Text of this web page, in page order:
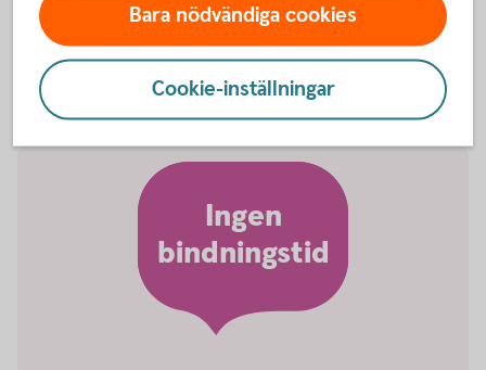
Ingen
bindningstid
Bara nödvändiga cookies
Cookie-inställningar